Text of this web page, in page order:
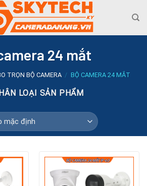
24 mắt
TRỌN BỘ CAMERA / BỘ CAMERA 24 MẮT
LOẠI SẢN PHẨM